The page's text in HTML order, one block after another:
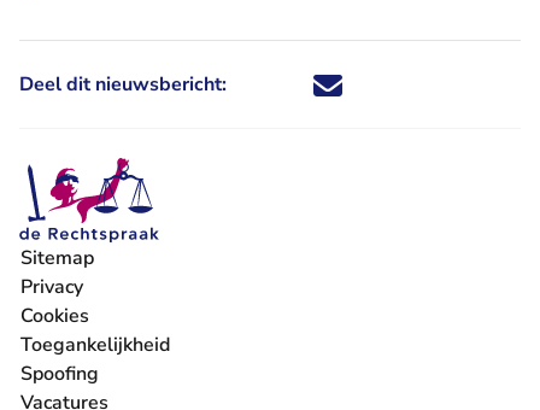
Deel dit nieuwsbericht: Deel dit nieuwsbericht via X -
Deel dit nieuwsbericht via
Deel dit nieuwsbericht
Deel dit
Sitemap
Privacy
Cookies
Toegankelijkheid
Spoofing
Vacatures